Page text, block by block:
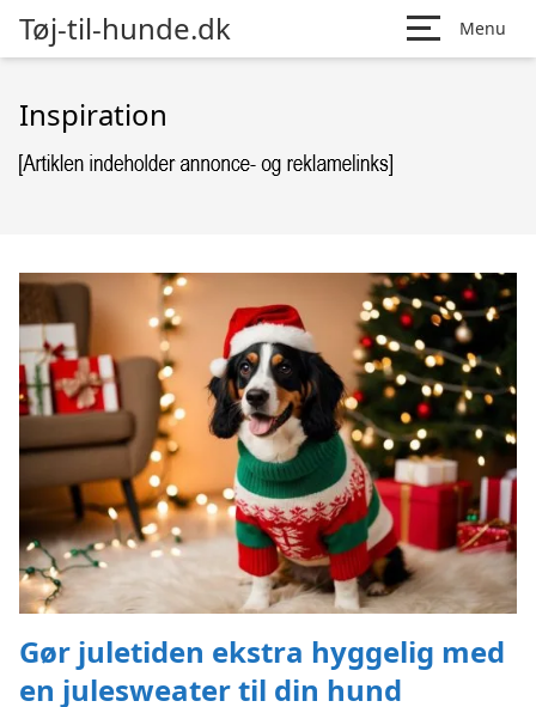
Tøj-til-hunde.dk Menu
Inspiration
Gør juletiden ekstra hyggelig med
en julesweater til din hund